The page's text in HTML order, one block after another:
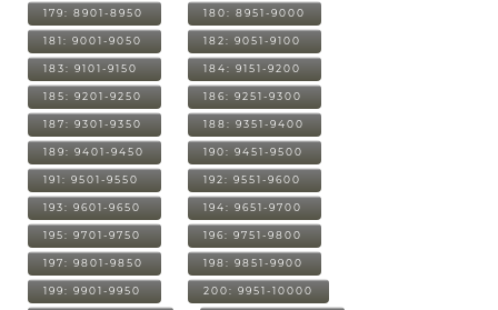
179: 8901-8950 180: 8951-9000
181: 9001-9050 182: 9051-9100
183: 9101-9150 184: 9151-9200
185: 9201-9250 186: 9251-9300
187: 9301-9350 188: 9351-9400
189: 9401-9450 190: 9451-9500
191: 9501-9550 192: 9551-9600
193: 9601-9650 194: 9651-9700
195: 9701-9750 196: 9751-9800
197: 9801-9850 198: 9851-9900
199: 9901-9950 200: 9951-10000